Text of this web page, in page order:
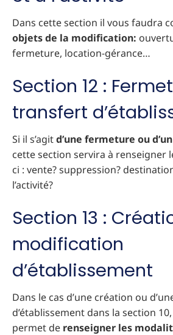
Dans cette section il vous faudra
objets de la modification:
fermeture, location-gérance…
Section 12 :
transfert
Si il s’agitd’une fermeture ou
cette section servira à renseigner
ci : vente? suppression?
l’activité?
Section 13 :
modification
d’établissement
Dans le cas d’une création ou
d’établissement dans la section
permet de renseigner les